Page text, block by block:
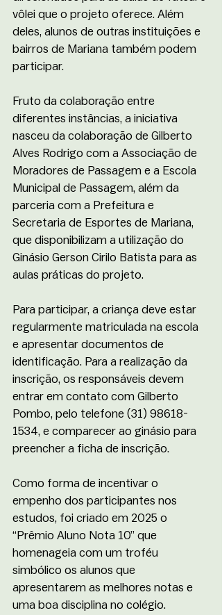
vôlei que o projeto oferece. Além
deles, alunos de outras instituições e
bairros de Mariana também podem
participar.
Fruto da colaboração entre
diferentes instâncias, a iniciativa
nasceu da colaboração de Gilberto
Alves Rodrigo com a Associação de
Moradores de Passagem e a Escola
Municipal de Passagem, além da
parceria com a Prefeitura e
Secretaria de Esportes de Mariana,
que disponibilizam a utilização do
Ginásio Gerson Cirilo Batista para as
aulas práticas do projeto.
Para participar, a criança deve estar
regularmente matriculada na escola
e apresentar documentos de
identificação. Para a realização da
inscrição, os responsáveis devem
entrar em contato com Gilberto
Pombo, pelo telefone (31) 98618-
1534, e comparecer ao ginásio para
preencher a ficha de inscrição.
Como forma de incentivar o
empenho dos participantes nos
estudos, foi criado em 2025 o
“Prêmio Aluno Nota 10” que
homenageia com um troféu
simbólico os alunos que
apresentarem as melhores notas e
uma boa disciplina no colégio.